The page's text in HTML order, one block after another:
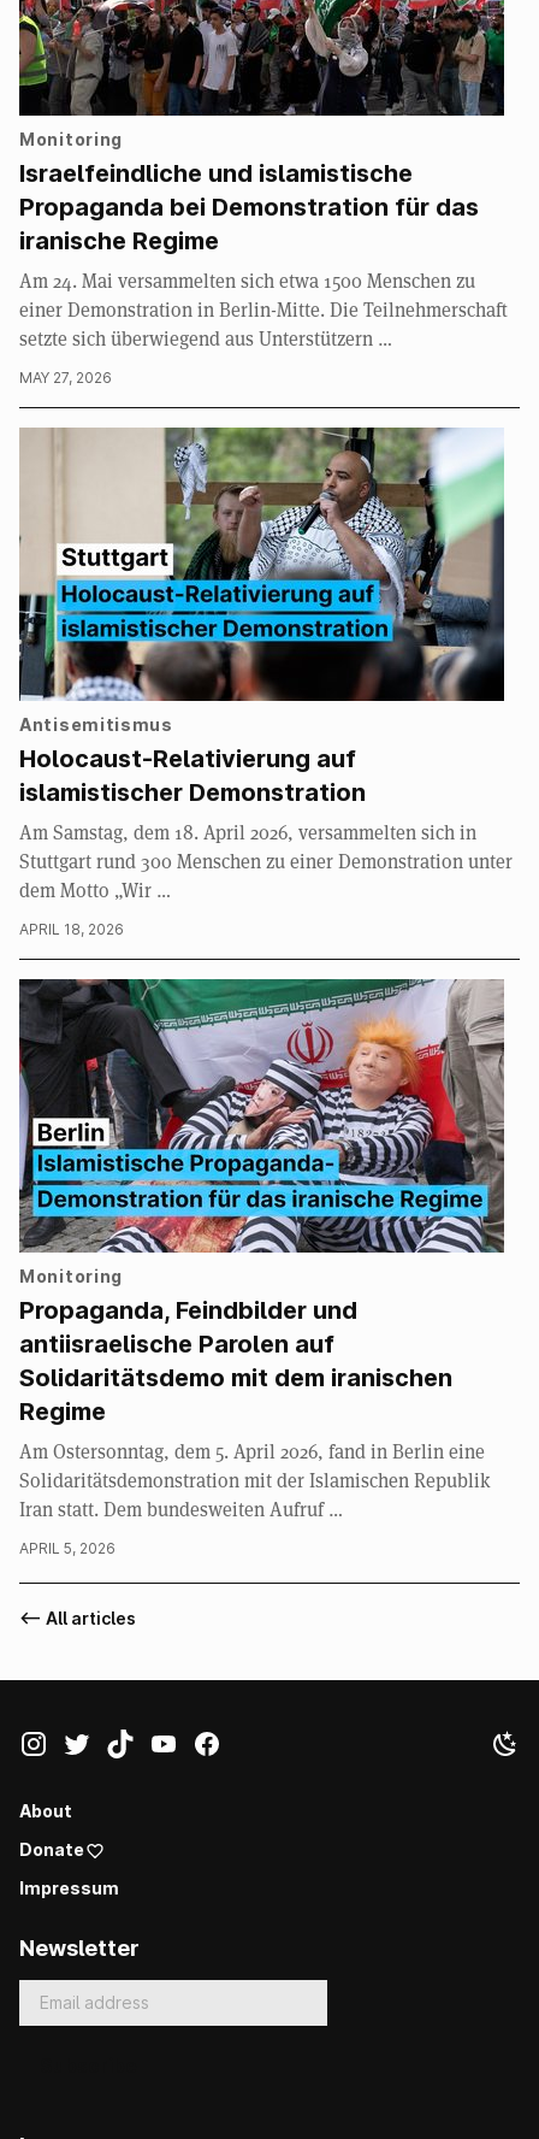
Monitoring
Israelfeindliche und islamistische
Propaganda bei Demonstration für das
iranische Regime
Am 24. Mai versammelten sich etwa 1500 Menschen zu
einer Demonstration in Berlin-Mitte. Die Teilnehmerschaft
setzte sich überwiegend aus Unterstützern …
MAY 27, 2026
Antisemitismus
Holocaust-Relativierung auf
islamistischer Demonstration
Am Samstag, dem 18. April 2026, versammelten sich in
Stuttgart rund 300 Menschen zu einer Demonstration unter
dem Motto „Wir …
APRIL 18, 2026
Monitoring
Propaganda, Feindbilder und
antiisraelische Parolen auf
Solidaritätsdemo mit dem iranischen
Regime
Am Ostersonntag, dem 5. April 2026, fand in Berlin eine
Solidaritätsdemonstration mit der Islamischen Republik
Iran statt. Dem bundesweiten Aufruf …
APRIL 5, 2026
<-- All articles
About
Donate
Impressum
Newsletter